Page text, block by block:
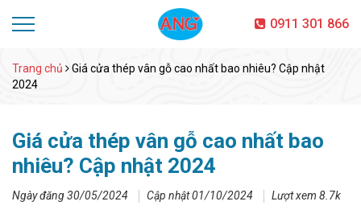
0911 301 866
Trang chủ
Giá cửa thép vân gỗ cao nhất bao nhiêu? Cập nhật
2024
Giá cửa thép vân gỗ cao nhất bao
nhiêu? Cập nhật 2024
Ngày đăng 30/05/2024 Cập nhật 01/10/2024 Lượt xem 8.7k